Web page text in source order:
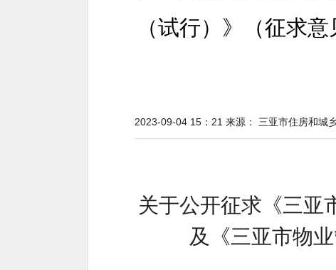
（试行）》（征求
2023-09-04 15：21 来源： 三亚市住房和城
关于公开征求《三亚
及《三亚市物